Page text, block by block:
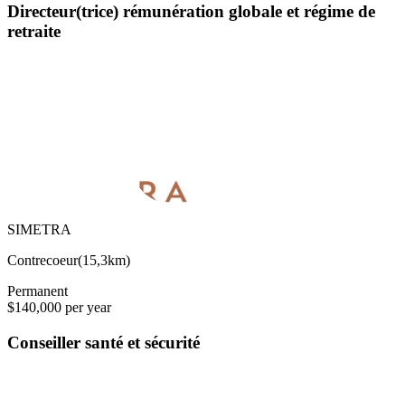
Directeur(trice) rémunération globale et régime de
retraite
SIMETRA
Contrecoeur(15,3km)
Permanent
$140,000 per year
Conseiller santé et sécurité